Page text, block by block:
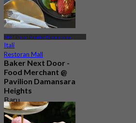
MRT Pusat Bandar Damansara
Itali
Restoran Mall
Baker Next Door -
Food Merchant @
Pavilion Damansara
Heights
Baru
4.4
DariRM 41.25